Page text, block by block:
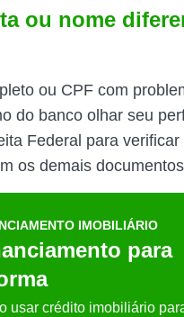
ou nome
ou CPF com
do banco olhar seu
Federal para verificar
os demais
IMOBILIÁRIO
para
usar crédito imobiliário